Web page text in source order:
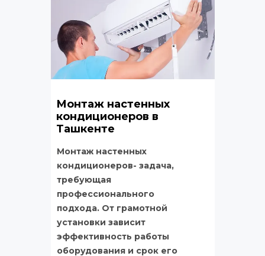
Монтаж настенных
кондиционеров в
Ташкенте
Монтаж настенных
кондиционеров- задача,
требующая
профессионального
подхода. От грамотной
установки зависит
эффективность работы
оборудования и срок его